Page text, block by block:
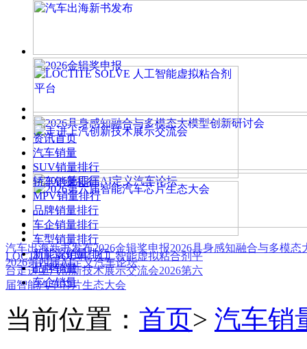
汽车出海新书发布2026金辑奖申报2026具身感知融合与多模态
2026第四届AI定义汽车论坛
LOCTITE SOLVE 人工智能虚拟粘合剂平
台走进上汽创新技术展示交流会2026第六
届智能汽车芯片生态大会
资讯首页
汽车销量
SUV销量排行
轿车销量排行
MPV销量排行
品牌销量排行
车企销量排行
车型销量排行
新能源销量排行
品牌销量
车企销量
当前位置： 首页> 汽车销